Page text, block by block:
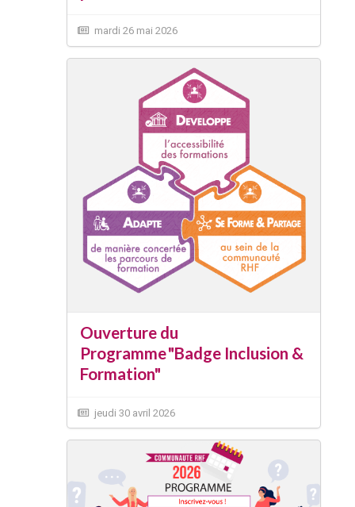
mardi 26 mai 2026
Ouverture du
Programme "Badge Inclusion &
Formation"
jeudi 30 avril 2026